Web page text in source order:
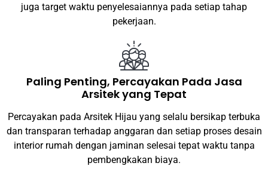
juga target waktu penyelesaiannya pada setiap tahap
pekerjaan.
Paling Penting, Percayakan Pada Jasa
Arsitek yang Tepat
Percayakan pada Arsitek Hijau yang selalu bersikap terbuka
dan transparan terhadap anggaran dan setiap proses desain
interior rumah dengan jaminan selesai tepat waktu tanpa
pembengkakan biaya.